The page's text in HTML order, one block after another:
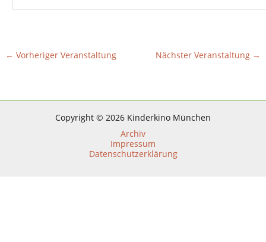
← Vorheriger Veranstaltung Nächster Veranstaltung →
Copyright © 2026 Kinderkino München
Archiv
Impressum
Datenschutzerklärung